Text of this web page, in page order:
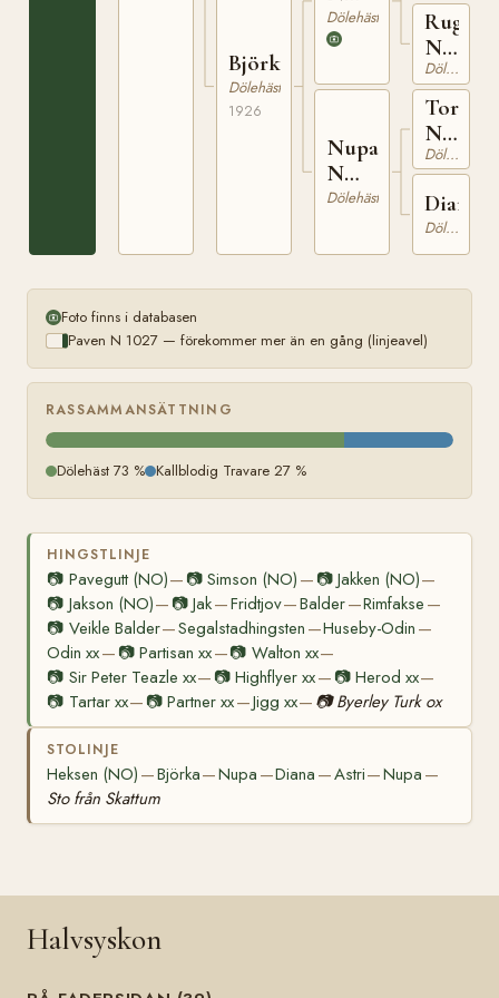
Björka
Dölehäst
1926
1055
Dölehäst
Nupa
N
8661
Dölehäst
Rugga
N
2375
Dölehäst
Tor
N
725Dölehäst
Diana
Dölehäst
Foto finns i databasen
Paven N 1027 — förekommer mer än en gång (linjeavel)
RASSAMMANSÄTTNING
Dölehäst 73 % Kallblodig Travare 27 %
HINGSTLINJE
📷 Pavegutt (NO)— 📷Simson (NO) — 📷Jakken (NO)—
📷 Jakson (NO)— 📷Jak—Fridtjov—Balder—Rimfakse —
📷 Veikle Balder—Segalstadhingsten —Huseby-Odin —
Odin xx— 📷Partisan xx—📷 Walton xx—
📷 Sir Peter Teazle xx— 📷Highflyer xx— 📷 Herod xx—
📷 Tartar xx— 📷Partner xx—Jigg xx— 📷 Byerley Turk ox
STOLINJE
Heksen (NO) —Björka—Nupa —Diana —Astri—Nupa —
Sto från Skattum
Halvsyskon